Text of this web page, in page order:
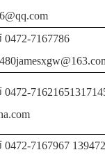
0472-7167786
0472-
0472-7167967